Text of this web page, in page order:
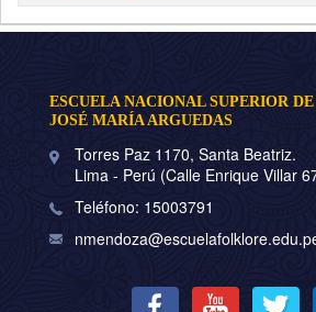
ESCUELA NACIONAL SUPERIOR
JOSÉ MARÍA ARGUEDAS
Torres Paz 1170, Santa Beatriz.
Lima - Perú (Calle Enrique Villar
Teléfono: 15003791